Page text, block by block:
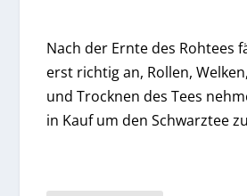
Nach der Ernte des Rohtees
erst richtig an, Rollen,
und Trocknen des Tees
in Kauf um den Schwarztee